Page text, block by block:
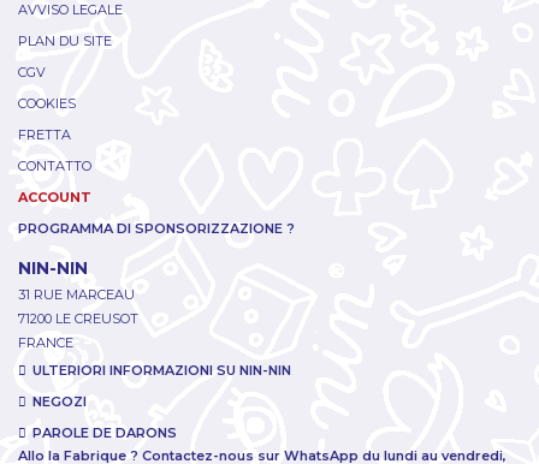
AVVISO LEGALE
PLAN DU SITE
CGV
COOKIES
FRETTA
CONTATTO
ACCOUNT
PROGRAMMA DI SPONSORIZZAZIONE ?
NIN-NIN
31 RUE MARCEAU
71200 LE CREUSOT
FRANCE
ULTERIORI INFORMAZIONI SU NIN-NIN
NEGOZI
PAROLE DE DARONS
Allo la Fabrique ? Contactez-nous sur WhatsApp du lundi au vendredi,